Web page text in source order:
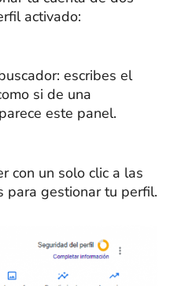
activado:
escribes el
si de una
este panel.
con un solo clic a las
para gestionar tu perfil.